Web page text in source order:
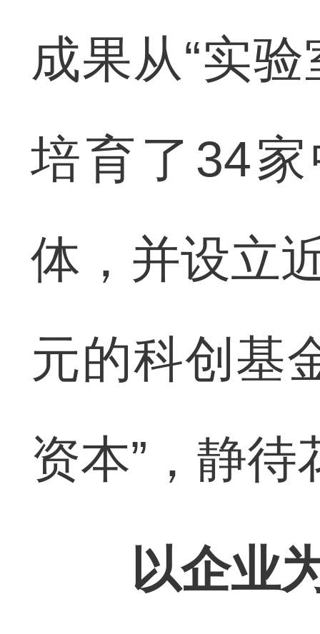
成果从“实
培育了34
体，并设立
元的科创基
资本”，静待
以企业